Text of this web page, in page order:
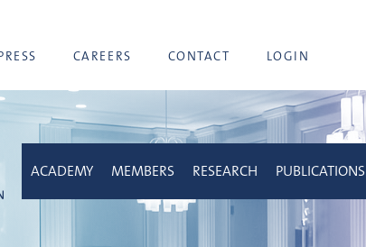
CAREERS CONTACT LOGIN
ACADEMY MEMBERS RESEARCH PUBLICATIONS